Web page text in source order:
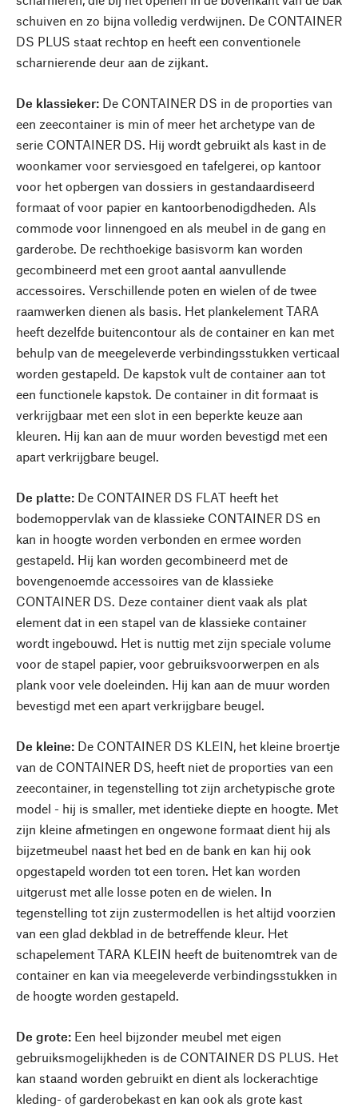
schuiven en zo bijna volledig verdwijnen. De CONTAINER
DS PLUS staat rechtop en heeft een conventionele
scharnierende deur aan de zijkant.
De klassieker: De CONTAINER DS in de proporties van
een zeecontainer is min of meer het archetype van de
serie CONTAINER DS. Hij wordt gebruikt als kast in de
woonkamer voor serviesgoed en tafelgerei, op kantoor
voor het opbergen van dossiers in gestandaardiseerd
formaat of voor papier en kantoorbenodigdheden. Als
commode voor linnengoed en als meubel in de gang en
garderobe. De rechthoekige basisvorm kan worden
gecombineerd met een groot aantal aanvullende
accessoires. Verschillende poten en wielen of de twee
raamwerken dienen als basis. Het plankelement TARA
heeft dezelfde buitencontour als de container en kan met
behulp van de meegeleverde verbindingsstukken verticaal
worden gestapeld. De kapstok vult de container aan tot
een functionele kapstok. De container in dit formaat is
verkrijgbaar met een slot in een beperkte keuze aan
kleuren. Hij kan aan de muur worden bevestigd met een
apart verkrijgbare beugel.
De platte: De CONTAINER DS FLAT heeft het
bodemoppervlak van de klassieke CONTAINER DS en
kan in hoogte worden verbonden en ermee worden
gestapeld. Hij kan worden gecombineerd met de
bovengenoemde accessoires van de klassieke
CONTAINER DS. Deze container dient vaak als plat
element dat in een stapel van de klassieke container
wordt ingebouwd. Het is nuttig met zijn speciale volume
voor de stapel papier, voor gebruiksvoorwerpen en als
plank voor vele doeleinden. Hij kan aan de muur worden
bevestigd met een apart verkrijgbare beugel.
De kleine: De CONTAINER DS KLEIN, het kleine broertje
van de CONTAINER DS, heeft niet de proporties van een
zeecontainer, in tegenstelling tot zijn archetypische grote
model - hij is smaller, met identieke diepte en hoogte. Met
zijn kleine afmetingen en ongewone formaat dient hij als
bijzetmeubel naast het bed en de bank en kan hij ook
opgestapeld worden tot een toren. Het kan worden
uitgerust met alle losse poten en de wielen. In
tegenstelling tot zijn zustermodellen is het altijd voorzien
van een glad dekblad in de betreffende kleur. Het
schapelement TARA KLEIN heeft de buitenomtrek van de
container en kan via meegeleverde verbindingsstukken in
de hoogte worden gestapeld.
De grote: Een heel bijzonder meubel met eigen
gebruiksmogelijkheden is de CONTAINER DS PLUS. Het
kan staand worden gebruikt en dient als lockerachtige
kleding- of garderobekast en kan ook als grote kast